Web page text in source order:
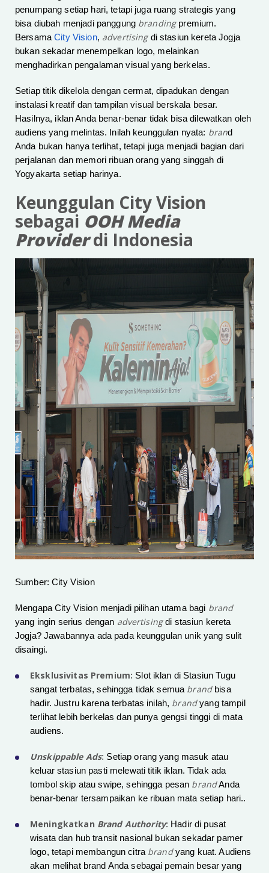
penumpang setiap hari, tetapi juga ruang strategis yang
bisa diubah menjadi panggungbrandingpremium.
BersamaCity Vision, advertisingdi stasiun kereta Jogja
bukan sekadar menempelkan logo, melainkan
menghadirkan pengalaman visual yang berkelas.
Setiap titik dikelola dengan cermat, dipadukan dengan
instalasi kreatif dan tampilan visual berskala besar.
Hasilnya, iklan Anda benar-benar tidak bisa dilewatkan oleh
audiens yang melintas. Inilah keunggulan nyata: brand
Anda bukan hanya terlihat, tetapi juga menjadi bagian dari
perjalanan dan memori ribuan orang yang singgah di
Yogyakarta setiap harinya.
Keunggulan City Vision
sebagai OOH Media
Providerdi Indonesia
Sumber: City Vision
Mengapa City Vision menjadi pilihan utama bagi brand
yang ingin serius dengan advertisingdi stasiun kereta
Jogja? Jawabannya ada pada keunggulan unik yang sulit
disaingi.
Eksklusivitas Premium: Slot iklan di Stasiun Tugu
sangat terbatas, sehingga tidak semua brandbisa
hadir. Justru karena terbatas inilah, brandyang tampil
terlihat lebih berkelas dan punya gengsi tinggi di mata
audiens.
Unskippable Ads: Setiap orang yang masuk atau
keluar stasiun pasti melewati titik iklan. Tidak ada
tombol skip atau swipe, sehingga pesan brandAnda
benar-benar tersampaikan ke ribuan mata setiap hari..
Meningkatkan Brand Authority: Hadir di pusat
wisata dan hub transit nasional bukan sekadar pamer
logo, tetapi membangun citra brandyang kuat. Audiens
akan melihat brand Anda sebagai pemain besar yang